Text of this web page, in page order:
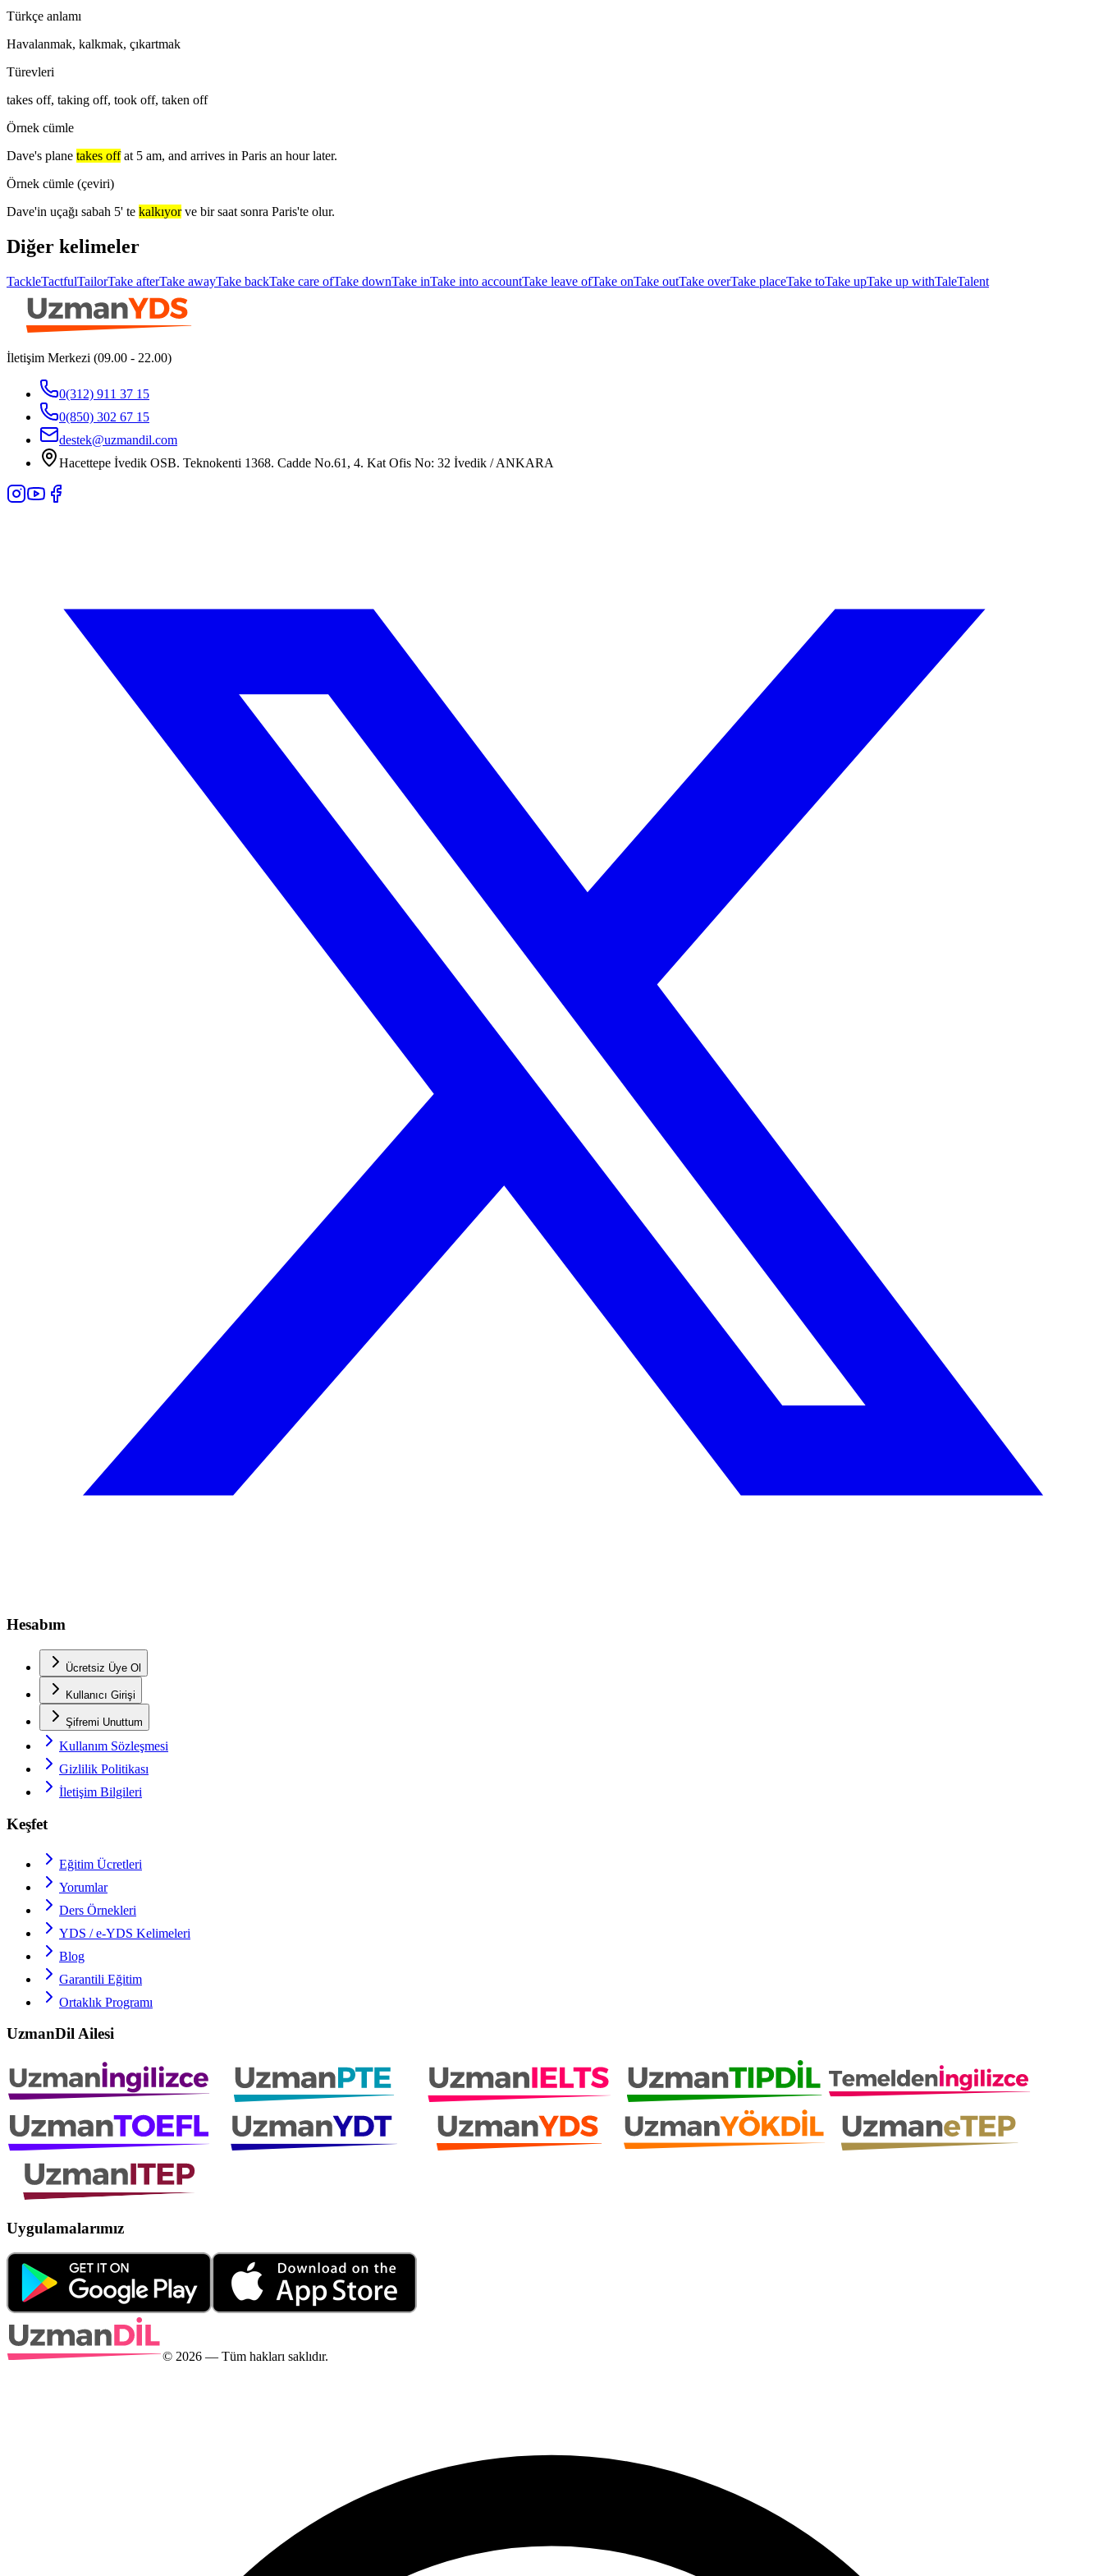
Türkçe anlamı
Havalanmak, kalkmak, çıkartmak
Türevleri
takes off, taking off, took off, taken off
Örnek cümle
Dave's plane takes off at 5 am, and arrives in Paris an hour later.
Örnek cümle (çeviri)
Dave'in uçağı sabah 5' te kalkıyor ve bir saat sonra Paris'te olur.
Diğer kelimeler
TackleTactfulTailorTake afterTake awayTake backTake care ofTake downTake inTake into accountTake leave ofTake onTake outTake overTake placeTake toTake upTake up withTaleTalent
İletişim Merkezi (09.00 - 22.00)
0(312) 911 37 15
0(850) 302 67 15
destek@uzmandil.com
Hacettepe İvedik OSB. Teknokenti 1368. Cadde No.61, 4. Kat Ofis No: 32 İvedik / ANKARA
Hesabım
Ücretsiz Üye Ol
Kullanıcı Girişi
Şifremi Unuttum
Kullanım Sözleşmesi
Gizlilik Politikası
İletişim Bilgileri
Keşfet
Eğitim Ücretleri
Yorumlar
Ders Örnekleri
YDS / e-YDS Kelimeleri
Blog
Garantili Eğitim
Ortaklık Programı
UzmanDil Ailesi
Uygulamalarımız
© 2026 — Tüm hakları saklıdır.